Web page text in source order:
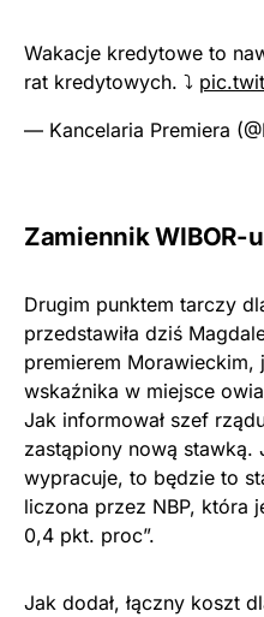
Wakacje kredytowe to
rat kredytowych. ⤵
— Kancelaria Premiera
Zamiennik WIBOR-u
Drugim punktem tarczy
przedstawiła dziś
premierem
wskaźnika w miejsce
Jak informował szef
zastąpiony nową stawką.
wypracuje, to będzie to
liczona przez NBP, która
0,4 pkt. proc”.
Jak dodał, łączny koszt